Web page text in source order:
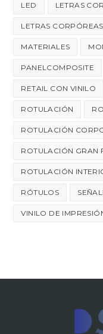
LED LETRAS
LETRAS CORPÓREAS
MATERIALES
PANELCOMPOSITE
RETAIL CON VINILO
ROTULACIÓN
ROTULACIÓN
ROTULACIÓN GRAN
ROTULACIÓN
RÓTULOS
VINILO DE